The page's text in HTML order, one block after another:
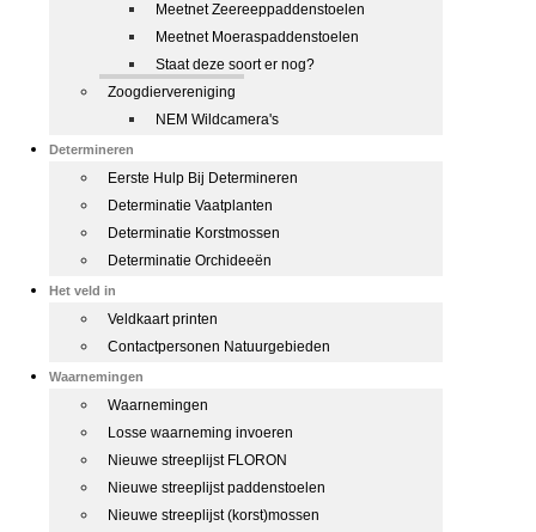
Meetnet Zeereeppaddenstoelen
Meetnet Moeraspaddenstoelen
Staat deze soort er nog?
Zoogdiervereniging
NEM Wildcamera's
Determineren
Eerste Hulp Bij Determineren
Determinatie Vaatplanten
Determinatie Korstmossen
Determinatie Orchideeën
Het veld in
Veldkaart printen
Contactpersonen Natuurgebieden
Waarnemingen
Waarnemingen
Losse waarneming invoeren
Nieuwe streeplijst FLORON
Nieuwe streeplijst paddenstoelen
Nieuwe streeplijst (korst)mossen